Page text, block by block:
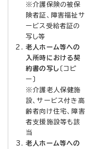
※介護保険の被保
険者証、障害福祉サ
ービス受給者証の
写し等
老人ホーム等への
入所時における契
約書の写し 〔コピ
ー〕
※介護老人保健施
設、サービス付き高
齢者向け住宅、障害
者支援施設等も該
当
老人ホーム等への